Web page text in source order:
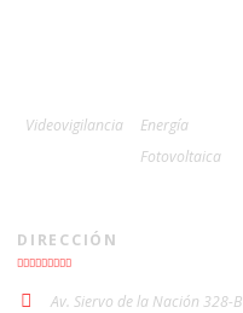
Videovigilancia
Energía
Fotovoltaica
DIRECCIÓN
Av. Siervo de la Nación 328-B